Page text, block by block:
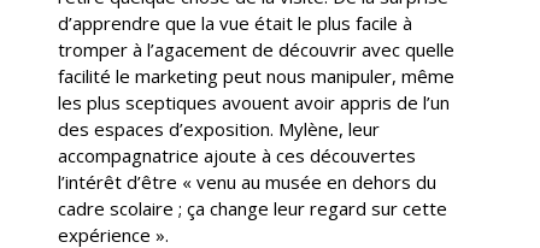
d’apprendre que la vue était le plus facile à
tromper à l’agacement de découvrir avec quelle
facilité le marketing peut nous manipuler, même
les plus sceptiques avouent avoir appris de l’un
des espaces d’exposition. Mylène, leur
accompagnatrice ajoute à ces découvertes
l’intérêt d’être « venu au musée en dehors du
cadre scolaire ; ça change leur regard sur cette
expérience ».